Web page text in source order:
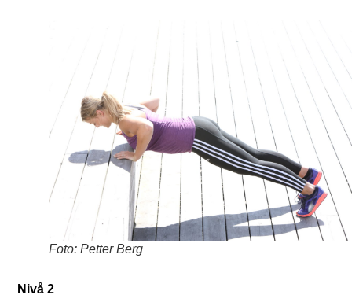
Foto: Petter Berg
Nivå 2